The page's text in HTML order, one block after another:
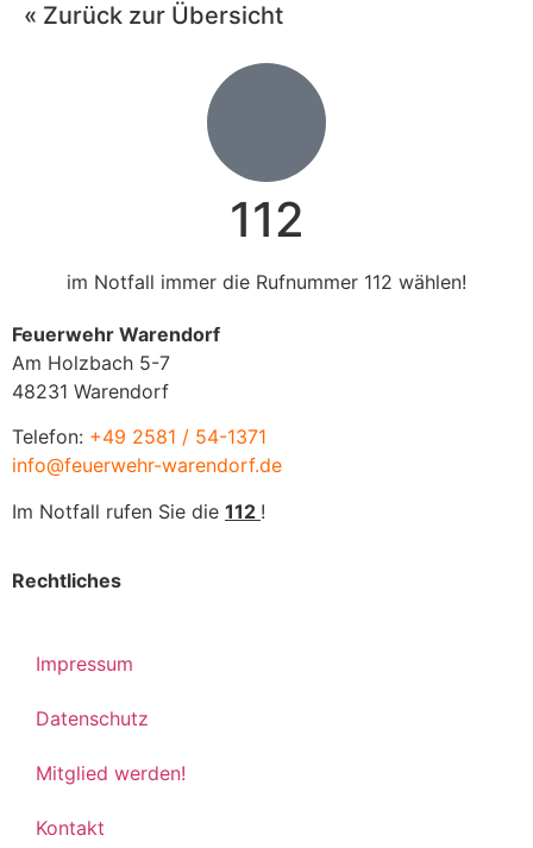
« Zurück zur Übersicht
112
im Notfall immer die Rufnummer 112 wählen!
Feuerwehr Warendorf
Am Holzbach 5-7
48231 Warendorf
Telefon: +49 2581 / 54-1371
info@feuerwehr-warendorf.de
Im Notfall rufen Sie die 112 !
Rechtliches
Impressum
Datenschutz
Mitglied werden!
Kontakt